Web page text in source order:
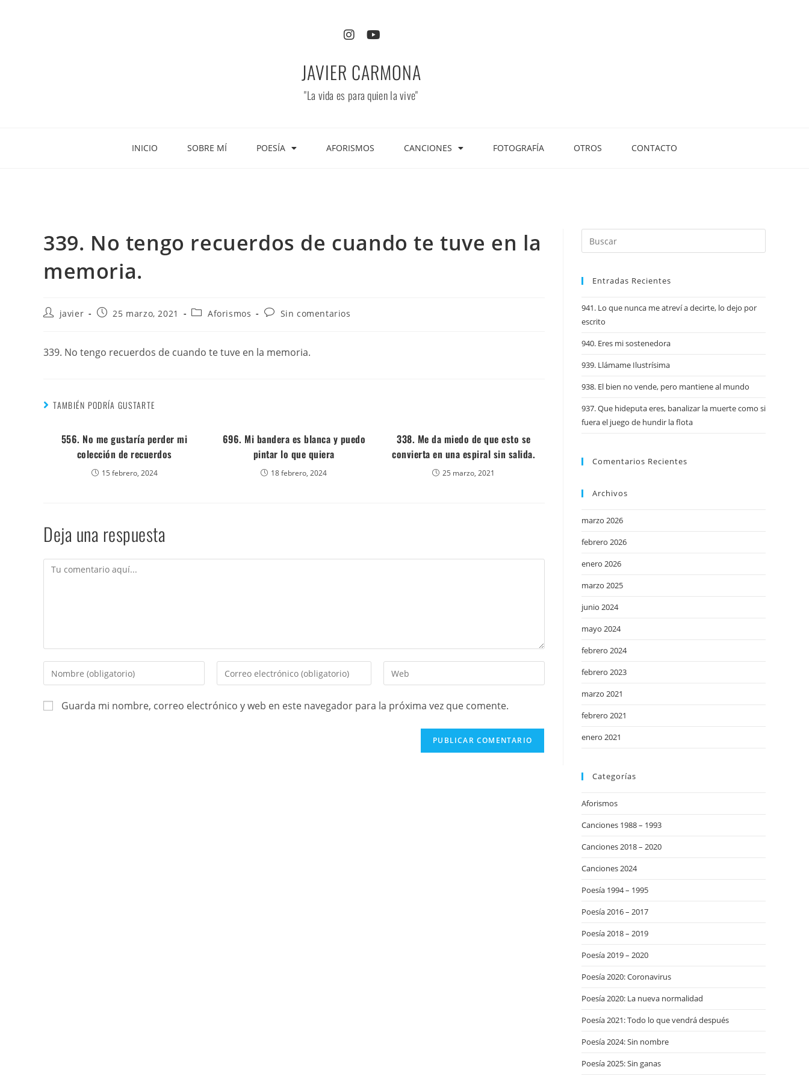
JAVIER CARMONA
"La vida es para quien la vive"
INICIO SOBRE MÍ POESÍA AFORISMOS CANCIONES FOTOGRAFÍA OTROS CONTACTO
339. No tengo recuerdos de cuando te tuve en la
memoria.
javier 25 marzo, 2021 Aforismos Sin comentarios
339. No tengo recuerdos de cuando te tuve en la memoria.
TAMBIÉN PODRÍA GUSTARTE
556. No me gustaría perder mi
colección de recuerdos
15 febrero, 2024
696. Mi bandera es blanca y puedo
pintar lo que quiera
18 febrero, 2024
338. Me da miedo de que esto se
convierta en una espiral sin salida.
25 marzo, 2021
Deja una respuesta
Guarda mi nombre, correo electrónico y web en este navegador para la próxima vez que comente.
Entradas Recientes
941. Lo que nunca me atreví a decirte, lo dejo por
escrito
940. Eres mi sostenedora
939. Llámame Ilustrísima
938. El bien no vende, pero mantiene al mundo
937. Que hideputa eres, banalizar la muerte como si
fuera el juego de hundir la flota
Comentarios Recientes
Archivos
marzo 2026
febrero 2026
enero 2026
marzo 2025
junio 2024
mayo 2024
febrero 2024
febrero 2023
marzo 2021
febrero 2021
enero 2021
Categorías
Aforismos
Canciones 1988 – 1993
Canciones 2018 – 2020
Canciones 2024
Poesía 1994 – 1995
Poesía 2016 – 2017
Poesía 2018 – 2019
Poesía 2019 – 2020
Poesía 2020: Coronavirus
Poesía 2020: La nueva normalidad
Poesía 2021: Todo lo que vendrá después
Poesía 2024: Sin nombre
Poesía 2025: Sin ganas